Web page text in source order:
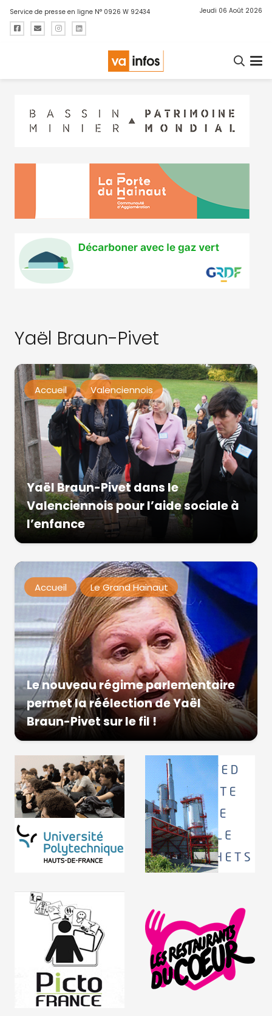
Service de presse en ligne N° 0926 W 92434 Jeudi 06 Août 2026
Yaël Braun-Pivet
Accueil Valenciennois
Yaël Braun-Pivet dans le
Valenciennois pour l’aide sociale à
l’enfance
Accueil Le Grand Hainaut
Le nouveau régime parlementaire
permet la réélection de Yaël
Braun-Pivet sur le fil !